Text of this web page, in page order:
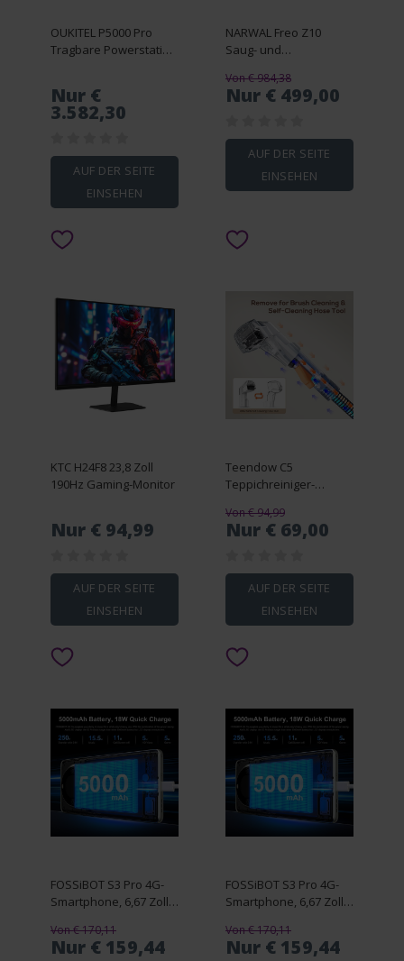
OUKITEL P5000 Pro
Tragbare Powerstation
Nur €
3.582,30
AUF DER SEITE
EINSEHEN
NARWAL Freo Z10
Saug- und
Von € 984,38
Nur € 499,00
AUF DER SEITE
EINSEHEN
KTC H24F8 23,8 Zoll
190Hz Gaming-Monitor
Nur € 94,99
AUF DER SEITE
EINSEHEN
Teendow C5
Teppichreiniger-
Von € 94,99
Nur € 69,00
AUF DER SEITE
EINSEHEN
FOSSiBOT S3 Pro 4G-
Smartphone, 6,67 Zoll,
Display, Schwarz
Von € 170,11
Nur € 159,44
FOSSiBOT S3 Pro 4G-
Smartphone, 6,67 Zoll,
Display, grün
Von € 170,11
Nur € 159,44